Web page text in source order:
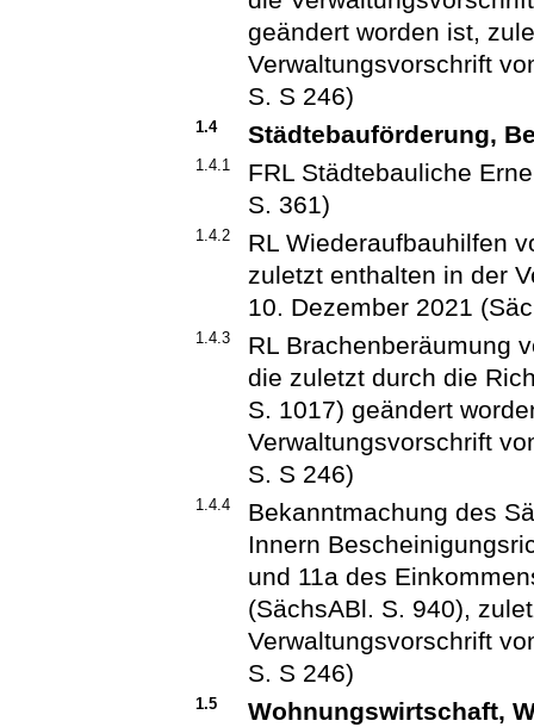
geändert worden ist,
Verwaltungsvorschrift
S. S 246)
1.4 Städtebauförderung,
1.4.1
FRL Städtebauliche
S. 361)
1.4.2
RL Wiederaufbauhilfen
zuletzt enthalten in der
10. Dezember 2021
1.4.3
RL Brachenberäumung
die zuletzt durch die
S. 1017) geändert
Verwaltungsvorschrift
S. S 246)
1.4.4
Bekanntmachung des
Innern
und 11a des
(SächsABl. S. 940),
Verwaltungsvorschrift
S. S 246)
1.5 Wohnungswirtschaft,